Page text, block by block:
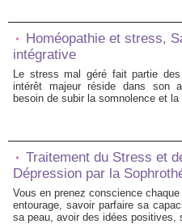
Homéopathie et stress,
intégrative
Le stress mal géré fait partie
intérêt majeur réside dans son
besoin de subir la somnolence et
Traitement du Stress et
Dépression par la
Vous en prenez conscience
entourage, savoir parfaire sa
sa peau, avoir des idées positives,